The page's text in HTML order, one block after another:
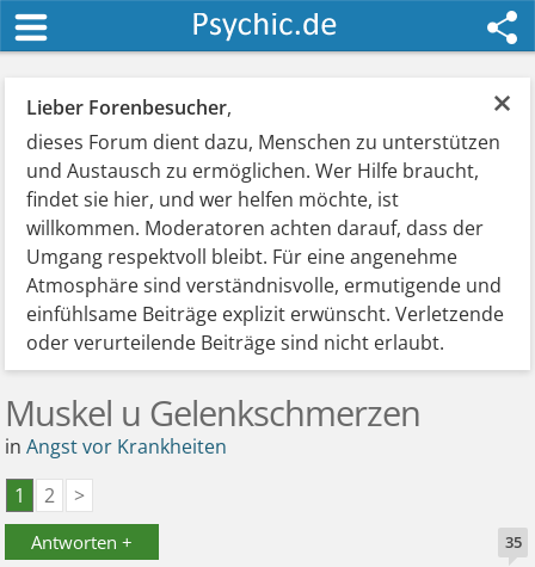
×
Lieber Forenbesucher,
dieses Forum dient dazu, Menschen zu unterstützen
und Austausch zu ermöglichen. Wer Hilfe braucht,
findet sie hier, und wer helfen möchte, ist
willkommen. Moderatoren achten darauf, dass der
Umgang respektvoll bleibt. Für eine angenehme
Atmosphäre sind verständnisvolle, ermutigende und
einfühlsame Beiträge explizit erwünscht. Verletzende
oder verurteilende Beiträge sind nicht erlaubt.
Muskel u Gelenkschmerzen
inAngst vor Krankheiten
1
2 >
Antworten + 35